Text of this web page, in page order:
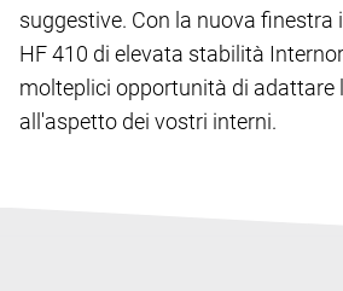
suggestive. Con la nuova finestra
HF 410 di elevata stabilità
molteplici opportunità di adattare
all'aspetto dei vostri interni.